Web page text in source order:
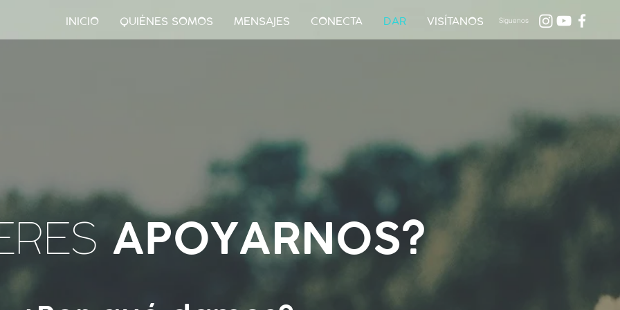
INICIO QUIÉNES SOMOS MENSAJES CONECTA DAR VISÍTANOS Siguenos
APOYARNOS?